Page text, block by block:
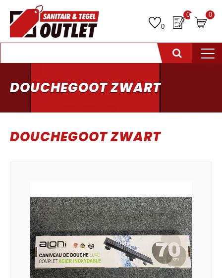
0
0 0
DOUCHEGOOT ZWART
DOUCHEGOOT ZWART